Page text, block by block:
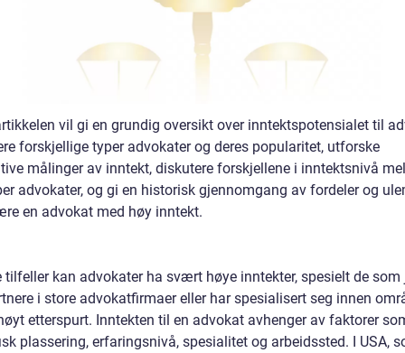
vil gi en grundig oversikt over inntektspotensialet til
forskjellige typer advokater og deres popularitet, utforske
målinger av inntekt, diskutere forskjellene i inntektsnivå
advokater, og gi en historisk gjennomgang av fordeler og
en advokat med høy inntekt.
tilfeller kan advokater ha svært høye inntekter, spesielt de som
i store advokatfirmaer eller har spesialisert seg innen
etterspurt. Inntekten til en advokat avhenger av faktorer
plassering, erfaringsnivå, spesialitet og arbeidssted. I USA,